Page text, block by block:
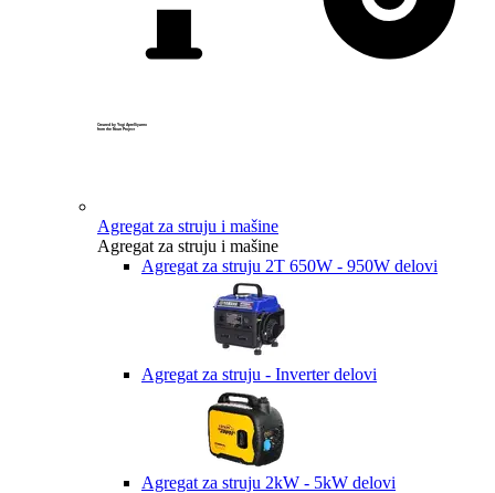
Created by Yogi Aprelliyanto
from the Noun Project
Agregat za struju i mašine
Agregat za struju i mašine
Agregat za struju 2T 650W - 950W delovi
Agregat za struju - Inverter delovi
Agregat za struju 2kW - 5kW delovi